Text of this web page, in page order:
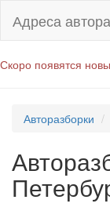
Адреса
Скоро появятся
Авторазборки